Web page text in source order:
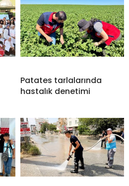
Patates tarlalarında
hastalık denetimi